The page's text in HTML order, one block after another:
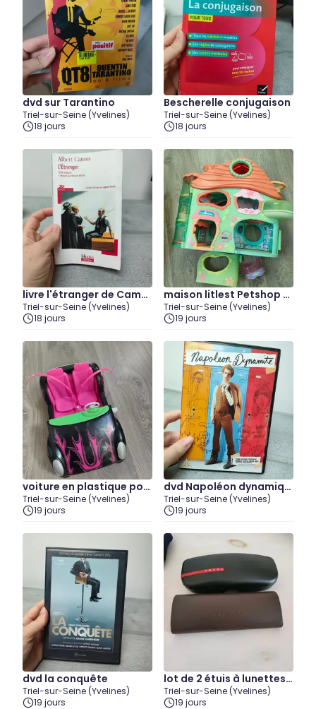
dvd sur Tarantino
Triel-sur-Seine (Yvelines)
18 jours
Bescherelle conjugaison
Triel-sur-Seine (Yvelines)
18 jours
livre l'étranger de Camu
s
Triel-sur-Seine (Yvelines)
18 jours
maison litlest Petshop à
nettoyer
Triel-sur-Seine (Yvelines)
19 jours
voiture en plastique pou
r poupée simba
Triel-sur-Seine (Yvelines)
19 jours
dvd Napoléon dynamiqu
e
Triel-sur-Seine (Yvelines)
19 jours
dvd la conquête
Triel-sur-Seine (Yvelines)
19 jours
lot de 2 étuis à lunettes r
igides vides
Triel-sur-Seine (Yvelines)
19 jours